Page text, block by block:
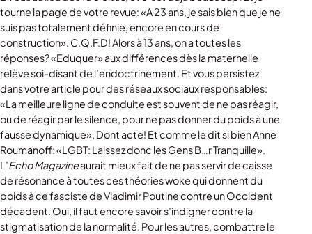
tourne la page de votre revue: «A 23 ans, je sais bien que je ne
suis pas totalement définie, encore en cours de
construction». C.Q.F.D! Alors à 13 ans, on a toutes les
réponses? «Eduquer» aux différences dès la maternelle
relève soi-disant de l’endoctrinement. Et vous persistez
dans votre article pour des réseaux sociaux responsables:
«La meilleure ligne de conduite est souvent de ne pas réagir,
ou de réagir par le silence, pour ne pas donner du poids à une
fausse dynamique». Dont acte! Et comme le dit si bien Anne
Roumanoff: «LGBT: Laissez donc les Gens B…r Tranquille».
L’Echo Magazineaurait mieux fait de ne pas servir de caisse
de résonance à toutes ces théories woke qui donnent du
poids à ce fasciste de Vladimir Poutine contre un Occident
décadent. Oui, il faut encore savoir s’indigner contre la
stigmatisation de la normalité. Pour les autres, combattre le